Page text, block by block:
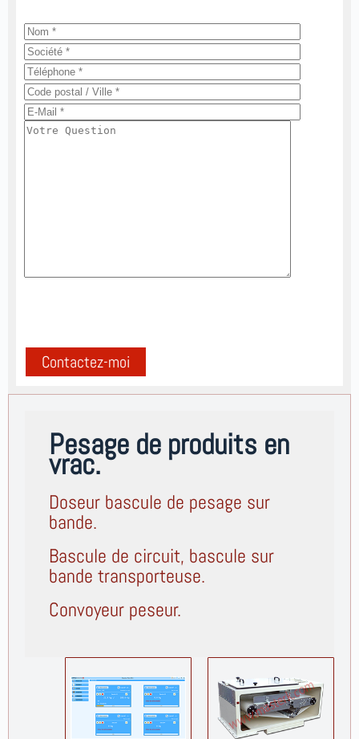
Pesage de produits en
vrac.
Doseur bascule de pesage sur
bande.
Bascule de circuit, bascule sur
bande transporteuse.
Convoyeur peseur.